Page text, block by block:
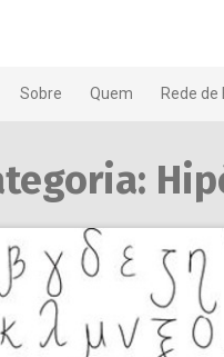
de
Sobre Quem Rede de